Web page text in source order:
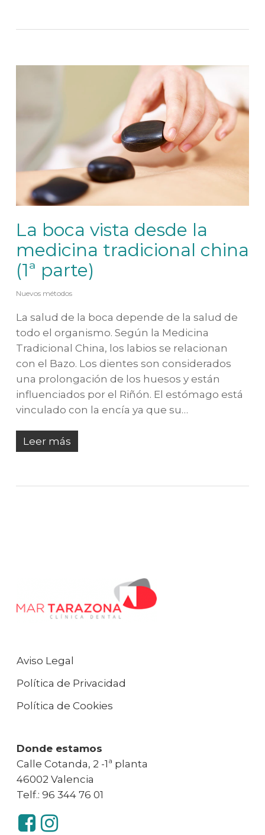
La boca vista desde la
medicina tradicional china
(1ª parte)
Nuevos métodos
La salud de la boca depende de la salud de
todo el organismo. Según la Medicina
Tradicional China, los labios se relacionan
con el Bazo. Los dientes son considerados
una prolongación de los huesos y están
influenciados por el Riñón. El estómago está
vinculado con la encía ya que su…
Leer más
Aviso Legal
Política de Privacidad
Política de Cookies
Donde estamos
Calle Cotanda, 2 -1ª planta
46002 Valencia
Telf.: 96 344 76 01